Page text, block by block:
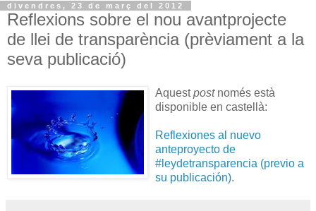
divendres, 23 de març del 2012
Reflexions sobre el nou avantprojecte
de llei de transparència (prèviament a la
seva publicació)
Aquestpost només està
disponible en castellà:
Reflexiones al nuevo
anteproyecto de
#leydetransparencia (previo a
su publicación).